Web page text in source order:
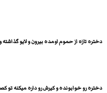
دختره تازه از حموم اومده بیرون و لایو گذاشته
دختره رو خوابونده و کیرش رو داره میکنه تو